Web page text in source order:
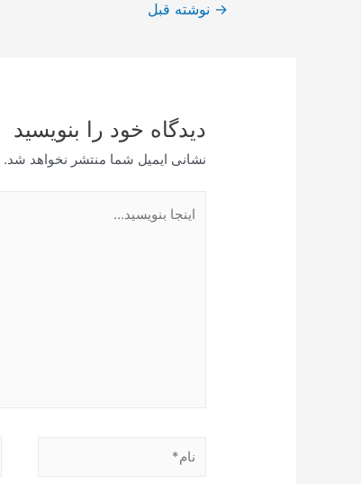
→ نوشته قبل
دیدگاه‌ خود را بنویسید
نشانی ایمیل شما منتشر نخواهد شد.
بنویسید…
نام*